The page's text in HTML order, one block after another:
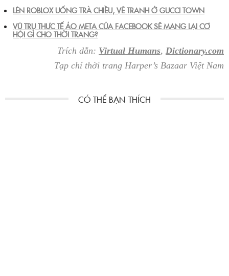
LÊN ROBLOX UỐNG TRÀ CHIỀU, VẼ TRANH Ở GUCCI TOWN
VŨ TRỤ THỰC TẾ ẢO META CỦA FACEBOOK SẼ MANG LẠI CƠ
HỘI GÌ CHO THỜI TRANG?
Trích dẫn: Virtual Humans, Dictionary.com
Tạp chí thời trang Harper’s Bazaar Việt Nam